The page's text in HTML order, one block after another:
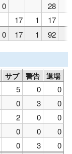
0 28
17 1 17
0 17 1 92
サブ 警告 退場
5 0
0
0 3
0
2 0
0
0 0
0
0 3
0